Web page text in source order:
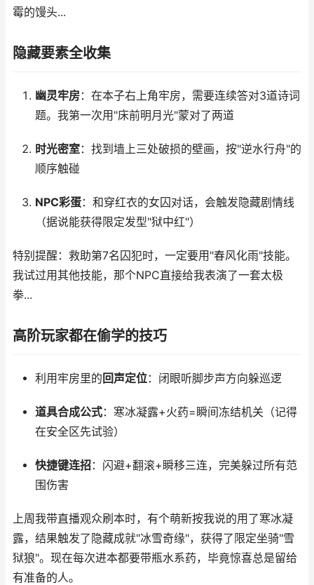
霉的馒头...
隐藏要素全收集
幽灵牢房：在本子右上角牢房，需要连续答对3道诗词
题。我第一次用"床前明月光"蒙对了两道
时光密室：找到墙上三处破损的壁画，按"逆水行舟"的
顺序触碰
NPC彩蛋：和穿红衣的女囚对话，会触发隐藏剧情线
（据说能获得限定发型"狱中红"）
特别提醒：救助第7名囚犯时，一定要用"春风化雨"技能。
我试过用其他技能，那个NPC直接给我表演了一套太极
拳...
高阶玩家都在偷学的技巧
利用牢房里的 回声定位：闭眼听脚步声方向躲巡逻
道具合成公式：寒冰凝露+火药=瞬间冻结机关（记得
在安全区先试验）
快捷键连招：闪避+翻滚+瞬移三连，完美躲过所有范
围伤害
上周我带直播观众刷本时，有个萌新按我说的用了寒冰凝
露，结果触发了隐藏成就"冰雪奇缘"，获得了限定坐骑"雪
狱狼"。现在每次进本都要带瓶水系药，毕竟惊喜总是留给
有准备的人。